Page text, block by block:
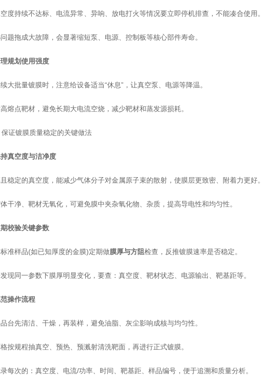
持续不达标、电流异常、异响、放电打火等情况要立即停机排查，不能凑合使用。
拖成大故障，会显著缩短泵、电源、控制板等核心部件寿命。
规划使用强度
批量镀膜时，注意给设备适当“休息”，让真空泵、电源等降温。
点靶材，避免长期大电流空烧，减少靶材和蒸发源损耗。
镀膜质量稳定的关键做法
真空度与洁净度
定的真空度，能减少气体分子对金属原子束的散射，使膜层更致密、附着力更好。
净、靶材无氧化，可避免膜中夹杂氧化物、杂质，提高导电性和均匀性。
校验关键参数
样品(如已知厚度的金膜)定期做膜厚与方阻检查，反推镀膜速率是否稳定。
同一参数下膜厚明显变化，要查：真空度、靶材状态、电源输出、靶基距等。
操作流程
先清洁、干燥，再装样，避免油脂、灰尘影响成核与均匀性。
规程抽真空、预热、预溅射清洗靶面，再进行正式镀膜。
次的：真空度、电流/功率、时间、靶基距、样品编号，便于追溯和质量分析。